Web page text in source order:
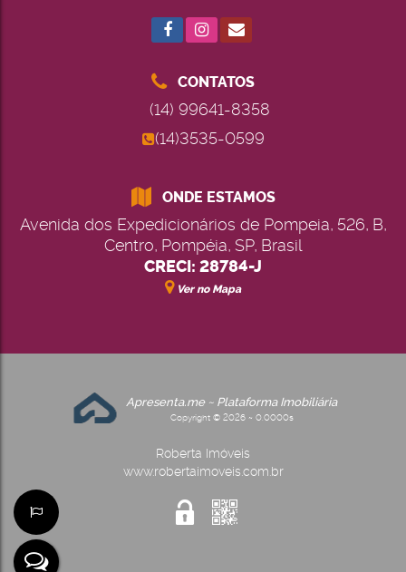
CONTATOS
(14) 99641-8358
(14)3535-0599
ONDE ESTAMOS
Avenida dos Expedicionários de Pompeia, 526, B,
Centro, Pompéia, SP, Brasil
CRECI: 28784-J
Ver no Mapa
Apresenta.me ~ Plataforma Imobiliária
Copyright © 2026 ~ 0.0000s
Roberta Imóveis
www.robertaimoveis.com.br